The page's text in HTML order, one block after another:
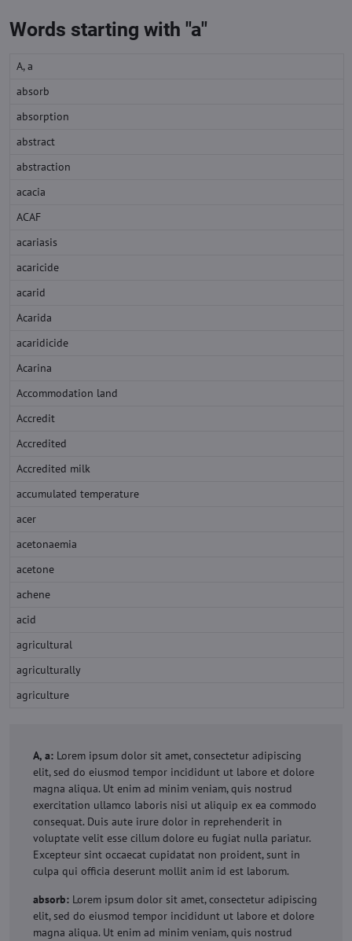
Words starting with "a"
A, a
absorb
absorption
abstract
abstraction
acacia
ACAF
acariasis
acaricide
acarid
Acarida
acaridicide
Acarina
Accommodation land
Accredit
Accredited
Accredited milk
accumulated temperature
acer
acetonaemia
acetone
achene
acid
agricultural
agriculturally
agriculture
A, a: Lorem ipsum dolor sit amet, consectetur adipiscing
elit, sed do eiusmod tempor incididunt ut labore et dolore
magna aliqua. Ut enim ad minim veniam, quis nostrud
exercitation ullamco laboris nisi ut aliquip ex ea commodo
consequat. Duis aute irure dolor in reprehenderit in
voluptate velit esse cillum dolore eu fugiat nulla pariatur.
Excepteur sint occaecat cupidatat non proident, sunt in
culpa qui officia deserunt mollit anim id est laborum.
absorb: Lorem ipsum dolor sit amet, consectetur adipiscing
elit, sed do eiusmod tempor incididunt ut labore et dolore
magna aliqua. Ut enim ad minim veniam, quis nostrud